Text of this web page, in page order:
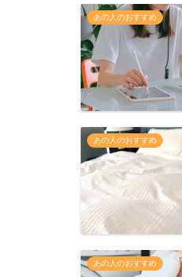
あの人のおすすめ
あの人のおすすめ
あの人のおすすめ